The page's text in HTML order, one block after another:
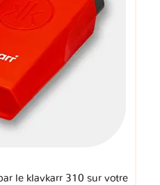
le klavkarr 310 sur votre